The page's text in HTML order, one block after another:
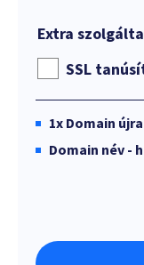
Extra
SSL
1x Domain
Domain név -